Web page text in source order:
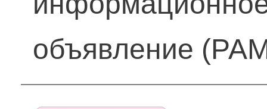
объявление